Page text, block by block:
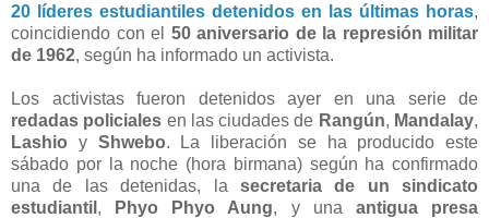
20 líderes estudiantiles detenidos en las últimas horas,
coincidiendo con el 50 aniversario de la represión militar
de 1962, según ha informado un activista.
Los activistas fueron detenidos ayer en una serie de
redadas policiales en las ciudades de Rangún, Mandalay,
Lashio y Shwebo. La liberación se ha producido este
sábado por la noche (hora birmana) según ha confirmado
una de las detenidas, la secretaria de un sindicato
estudiantil , Phyo Phyo Aung, y una antigua presa